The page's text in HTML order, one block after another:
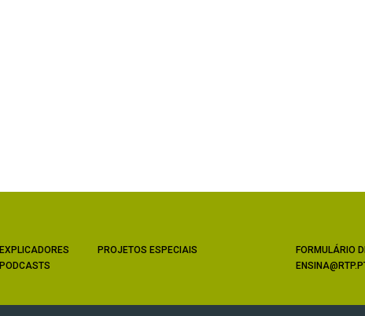
EXPLICADORES
PODCASTS
PROJETOS ESPECIAIS
FORMULÁRIO